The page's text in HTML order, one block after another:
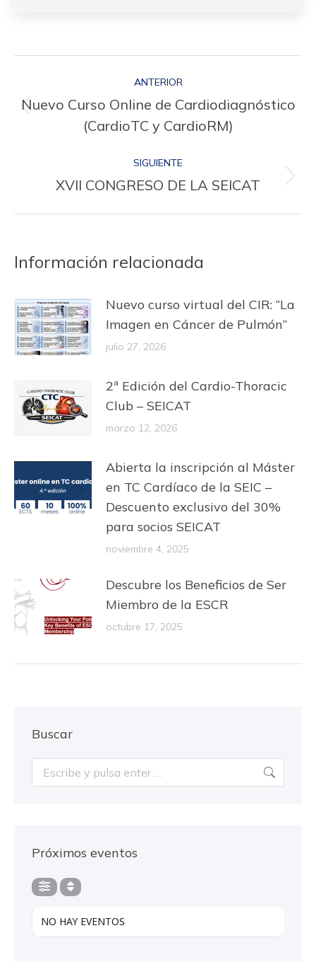
entre
publicaciones
ANTERIOR
Publicación
anterior:
Nuevo Curso Online de Cardiodiagnóstico
(CardioTC y CardioRM)
SIGUIENTE
Publicación
XVII CONGRESO DE LA SEICAT
Información relacionada
Nuevo curso virtual del CIR: “La
Imagen en Cáncer de Pulmón”
julio 27, 2026
2ª Edición del Cardio-Thoracic
Club – SEICAT
marzo 12, 2026
Abierta la inscripción al Máster
en TC Cardíaco de la SEIC –
Descuento exclusivo del 30%
para socios SEICAT
noviembre 4, 2025
Descubre los Beneficios de Ser
Miembro de la ESCR
octubre 17, 2025
Buscar
Buscar:
Próximos eventos
NO HAY EVENTOS